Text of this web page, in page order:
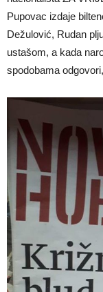
Pupovac izdaje
Dežulović, Rudan
ustašom, a kada
spodobama